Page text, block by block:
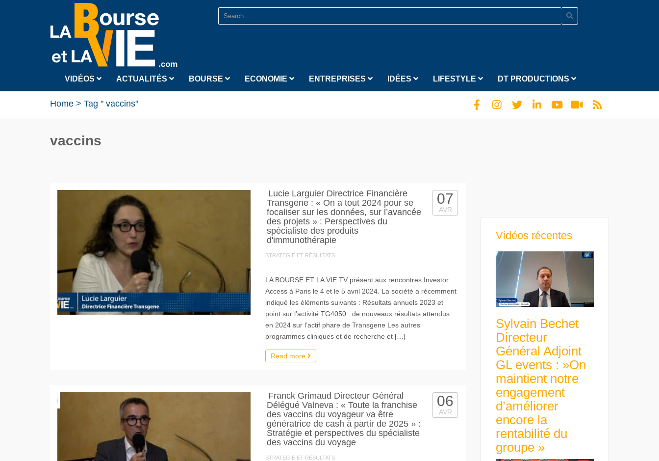
VIDÉOS ACTUALITÉS BOURSE ECONOMIE ENTREPRISES IDÉES LIFESTYLE DT PRODUCTIONS
Home > Tag " vaccins"
vaccins
Lucie Larguier Directrice Financière
Transgene : « On a tout 2024 pour se
focaliser sur les données, sur l’avancée
des projets » : Perspectives du
spécialiste des produits
d'immunothérapie
STRATEGIE ET RÉSULTATS
07
AVR
LA BOURSE ET LA VIE TV présent aux rencontres Investor
Access à Paris le 4 et le 5 avril 2024. La société a récemment
indiqué les éléments suivants : Résultats annuels 2023 et
point sur l’activité TG4050 : de nouveaux résultats attendus
en 2024 sur l’actif phare de Transgene Les autres
programmes cliniques et de recherche et […]
Read more
Franck Grimaud Directeur Général
Délégué Valneva : « Toute la franchise
des vaccins du voyageur va être
génératrice de cash à partir de 2025 » :
Stratégie et perspectives du spécialiste
des vaccins du voyage
STRATEGIE ET RÉSULTATS
06
AVR
Vidéos récentes
Sylvain Bechet
Directeur
Général Adjoint
GL events : »On
maintient notre
engagement
d’améliorer
encore la
rentabilité du
groupe »